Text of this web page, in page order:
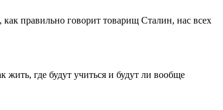
правильно говорит товарищ Сталин, нас всех
жить, где будут учиться и будут ли вообще